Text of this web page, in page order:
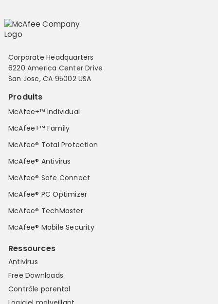
Corporate Headquarters
6220 America Center Drive
San Jose, CA 95002 USA
Produits
McAfee+™ Individual
McAfee+™ Family
McAfee® Total Protection
McAfee® Antivirus
McAfee® Safe Connect
McAfee® PC Optimizer
McAfee® TechMaster
McAfee® Mobile Security
Ressources
Antivirus
Free Downloads
Contrôle parental